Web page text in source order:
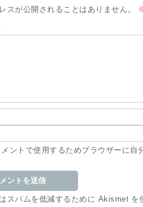
スが公開されることはありません。
ントで使用するためブラウザーに自
スパムを低減するために Akismet を